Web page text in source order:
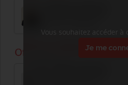
Vous souhaitez accéder à
Je me